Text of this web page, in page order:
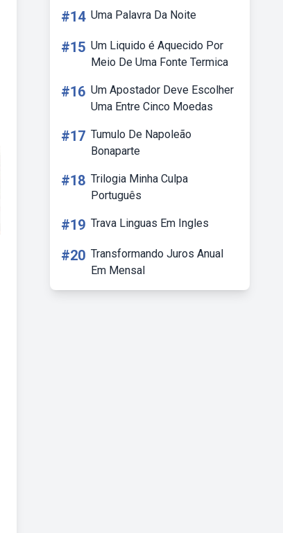
#14 Uma Palavra Da Noite
#15 Um Liquido é Aquecido Por
Meio De Uma Fonte Termica
#16 Um Apostador Deve Escolher
Uma Entre Cinco Moedas
#17 Tumulo De Napoleão
Bonaparte
#18 Trilogia Minha Culpa
Português
#19 Trava Linguas Em Ingles
#20 Transformando Juros Anual
Em Mensal